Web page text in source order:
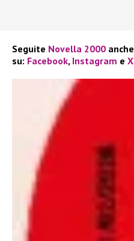
Seguite Novella 2000 anche
su: Facebook, Instagram e X